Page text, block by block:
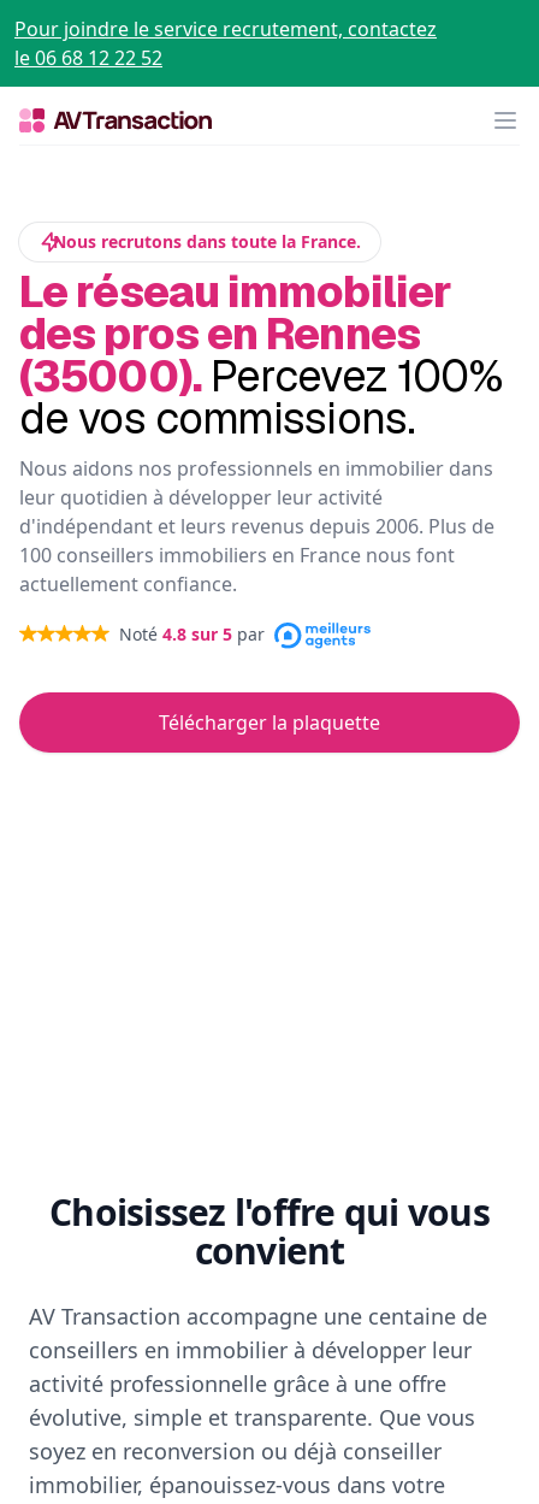
Pour joindre le service recrutement, contactez
le 06 68 12 22 52
Nous recrutons dans toute la France.
Le réseau immobilier
des pros en Rennes
(35000). Percevez 100%
de vos commissions.
Nous aidons nos professionnels en immobilier dans
leur quotidien à développer leur activité
d'indépendant et leurs revenus depuis 2006. Plus de
100 conseillers immobiliers en France nous font
actuellement confiance.
Noté 4.8 sur 5 par
Télécharger la plaquette
Choisissez l'offre qui vous
convient
AV Transaction accompagne une centaine de
conseillers en immobilier à développer leur
activité professionnelle grâce à une offre
évolutive, simple et transparente. Que vous
soyez en reconversion ou déjà conseiller
immobilier, épanouissez-vous dans votre